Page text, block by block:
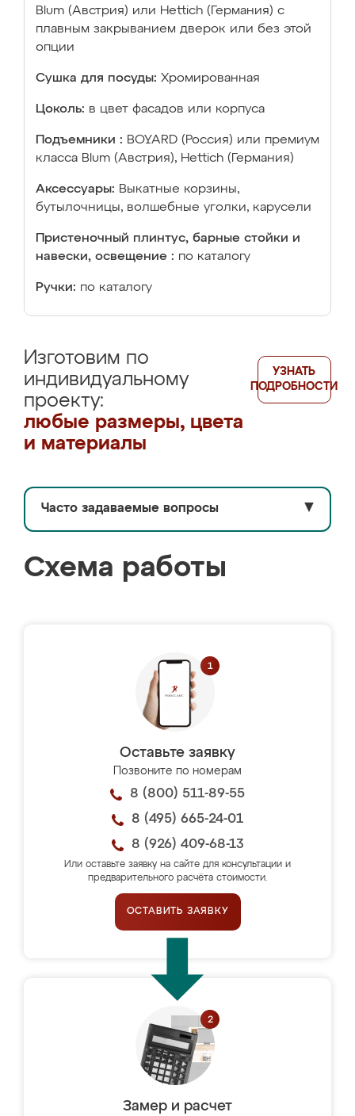
Blum (Австрия) или Hettich (Германия) с
плавным закрыванием дверок или без этой
опции
Сушка для посуды: Хромированная
Цоколь: в цвет фасадов или корпуса
Подъемники : BOYARD (Россия) или премиум
класса Blum (Австрия), Hettich (Германия)
Аксессуары: Выкатные корзины,
бутылочницы, волшебные уголки, карусели
Пристеночный плинтус, барные стойки и
навески, освещение : по каталогу
Ручки: по каталогу
Изготовим по
индивидуальному
проекту:
любые размеры, цвета
и материалы
УЗНАТЬ
ПОДРОБНОСТИ
Часто задаваемые вопросы ▼
Схема работы
Оставьте заявку
Позвоните по номерам
8 (800) 511-89-55
8 (495) 665-24-01
8 (926) 409-68-13
Или оставьте заявку на сайте для консультации и
предварительного расчёта стоимости.
ОСТАВИТЬ ЗАЯВКУ
Замер и расчет